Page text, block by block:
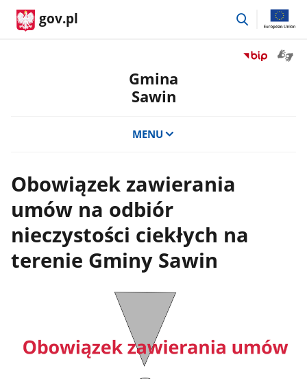
gov.pl
przejdź
Przejdź
Gmina
Sawin
MENU
Obowiązek zawierania
umów na odbiór
nieczystości ciekłych na
terenie Gminy Sawin